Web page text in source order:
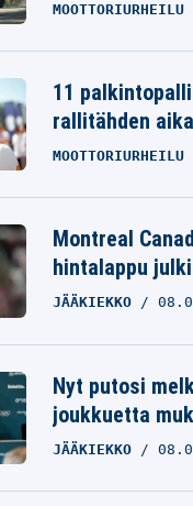
MOOTTORIURHEILU
11
rallitähden
MOOTTORIURHEILU
Montreal
hintalappu julki
JÄÄKIEKKO
Nyt putosi
joukkuetta
JÄÄKIEKKO